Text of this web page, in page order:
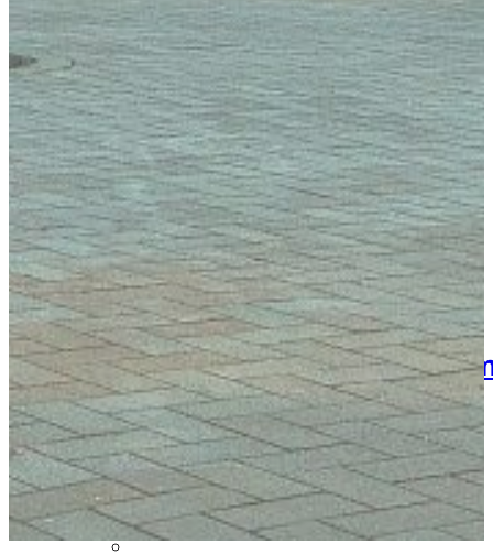
Kongressmotto „MOVE“
Kongress-Highlights
42. GOTS-Kongress 2027 in
Downloads
Kongressarchiv
Kongressort
OsnabrückHalle
Hotels
Anreise mit der DB (Rabatt)
Wissenschaftliches
Sessions und Workshops
Referentenübersicht
Ehrengäste
Posterpreis
Young Investigator Award